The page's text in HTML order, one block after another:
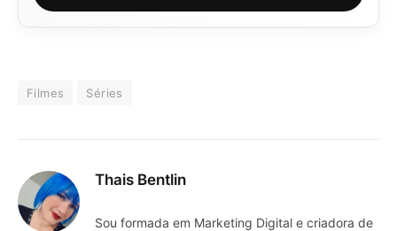
Filmes Séries
Thais Bentlin
Sou formada em Marketing Digital e criadora de